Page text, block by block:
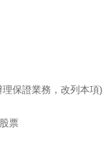
保證業務，改列本項)
票